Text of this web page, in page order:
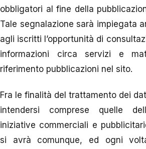
obbligatori al fine della
Tale segnalazione sarà impiegata
agli iscritti l’opportunità di
informazioni circa servizi e
riferimento pubblicazioni nel sito.
Fra le finalità del trattamento dei
intendersi comprese quelle
iniziative commerciali e
si avrà comunque, ed ogni